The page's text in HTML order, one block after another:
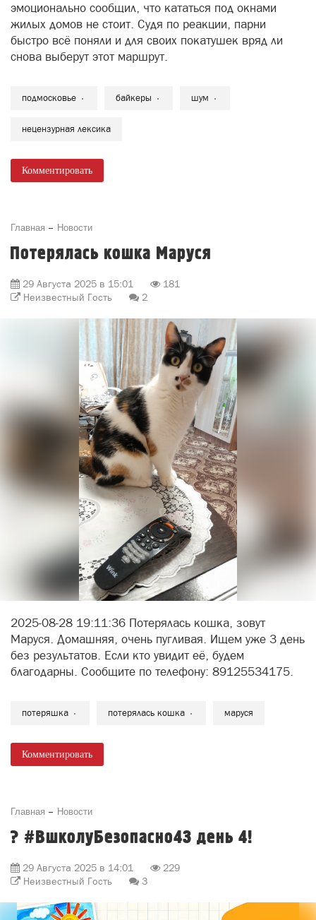
эмоционально сообщил, что кататься под окнами
жилых домов не стоит. Судя по реакции, парни
быстро всё поняли и для своих покатушек вряд ли
снова выберут этот маршрут.
подмосковье байкеры шум
нецензурная лексика
Комментировать
Главная Новости
Потерялась кошка Маруся
29 Августа 2025 в 15:01
181
Неизвестный Гость
2
2025-08-28 19:11:36 Потерялась кошка, зовут
Маруся. Домашняя, очень пугливая. Ищем уже 3 день
без результатов. Если кто увидит её, будем
благодарны. Сообщите по телефону: 89125534175.
потеряшка потерялась кошка маруся
Комментировать
Главная Новости
? #ВшколуБезопасно43 день 4!
29 Августа 2025 в 14:01
229
Неизвестный Гость
3